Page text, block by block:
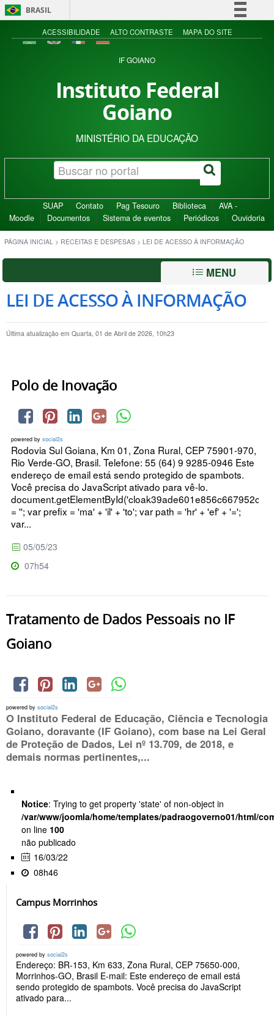
BRASIL
Simplifique!
Acesso à informação
ACESSIBILIDADE ALTO CONTRASTE MAPA DO SITE
IF GOIANO
Instituto Federal
Goiano
MINISTÉRIO DA EDUCAÇÃO
SUAP Contato Pag Tesouro Biblioteca
AVA -
Moodle
Documentos Sistema de eventos Periódicos Ouvidoria
PÁGINA INICIAL > RECEITAS E DESPESAS > LEI DE ACESSO À INFORMAÇÃO
MENU
LEI DE ACESSO À INFORMAÇÃO
Última atualização em Quarta, 01 de Abril de 2026, 10h23
Polo de Inovação
powered by social2s
Rodovia Sul Goiana, Km 01, Zona Rural, CEP 75901-970,
Rio Verde-GO, Brasil. Telefone: 55 (64) 9 9285-0946 Este
endereço de email está sendo protegido de spambots.
Você precisa do JavaScript ativado para vê-lo.
= ''; var prefix = 'ma' + 'il' + 'to'; var path = 'hr' + 'ef' + '=';
var...
05/05/23
07h54
Tratamento de Dados Pessoais no IF
Goiano
powered by social2s
O Instituto Federal de Educação, Ciência e Tecnologia
Goiano, doravante (IF Goiano), com base na Lei Geral
de Proteção de Dados, Lei nº 13.709, de 2018, e
demais normas pertinentes,...
Notice: Trying to get property 'state' of non-object in
/var/www/joomla/home/templates/padraogoverno01/html/
on line 100
não publicado
16/03/22
08h46
Campus Morrinhos
powered by social2s
Endereço: BR-153, Km 633, Zona Rural, CEP 75650-000,
Morrinhos-GO, Brasil E-mail: Este endereço de email está
sendo protegido de spambots. Você precisa do JavaScript
ativado para...